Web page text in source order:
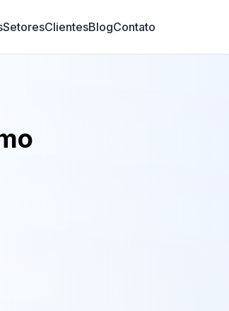
SetoresClientesBlogContato